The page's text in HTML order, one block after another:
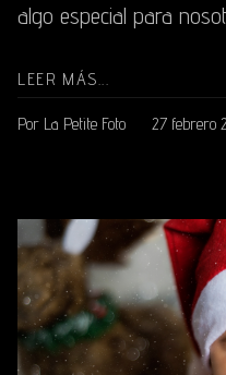
algo especial para
LEER MÁS...
Por La Petite Foto 27 febrero